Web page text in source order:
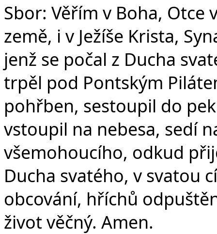
Sbor: Věřím v Boha,
země, i v Ježíše Krista,
jenž se počal z Ducha
trpěl pod Pontským
pohřben, sestoupil do
vstoupil na nebesa, sedí
všemohoucího, odkud
Ducha svatého, v svatou
obcování, hříchů
život věčný. Amen.